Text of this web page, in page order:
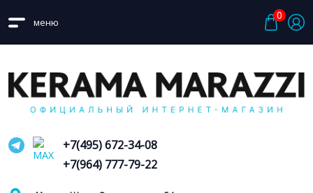
меню
0
+7(495) 672-34-08
+7(964) 777-79-22